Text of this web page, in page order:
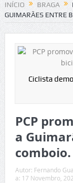
INÍCIO BRAGA
GUIMARÃES ENTRE
Ciclista
PCP
a
Autor: Fernando
a: 17 Novembro,